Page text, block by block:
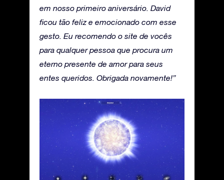
em nosso primeiro aniversário. David
ficou tão feliz e emocionado com esse
gesto. Eu recomendo o site de vocês
para qualquer pessoa que procura um
eterno presente de amor para seus
entes queridos. Obrigada novamente!”